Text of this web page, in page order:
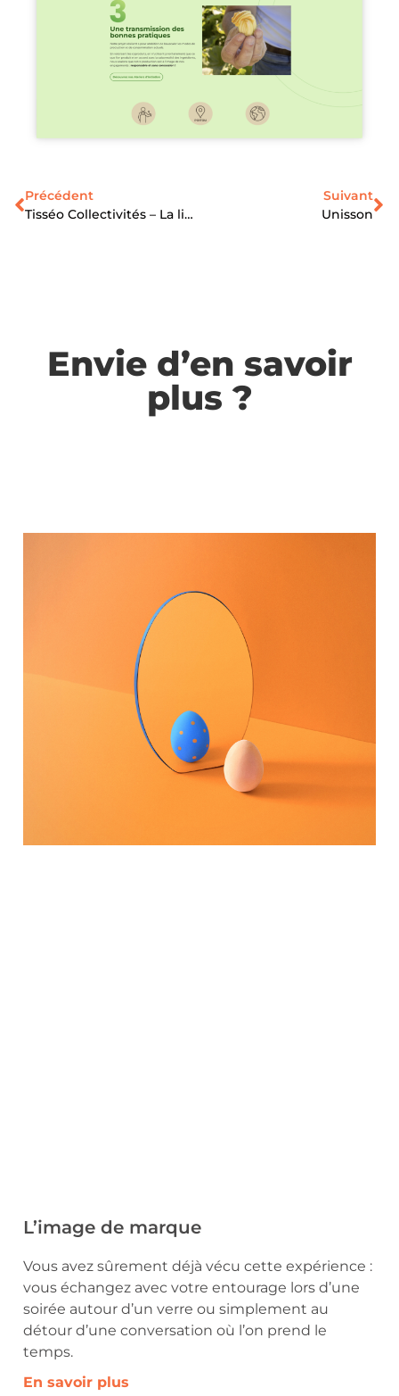
Précédent
Tisséo Collectivités – La ligne C avance
Suivant
Unisson
Envie d’en savoir
plus ?
L’image de marque
Vous avez sûrement déjà vécu cette expérience :
vous échangez avec votre entourage lors d’une
soirée autour d’un verre ou simplement au
détour d’une conversation où l’on prend le
temps.
En savoir plus